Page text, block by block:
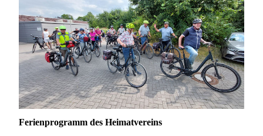
Ferienprogramm des Heimatvereins